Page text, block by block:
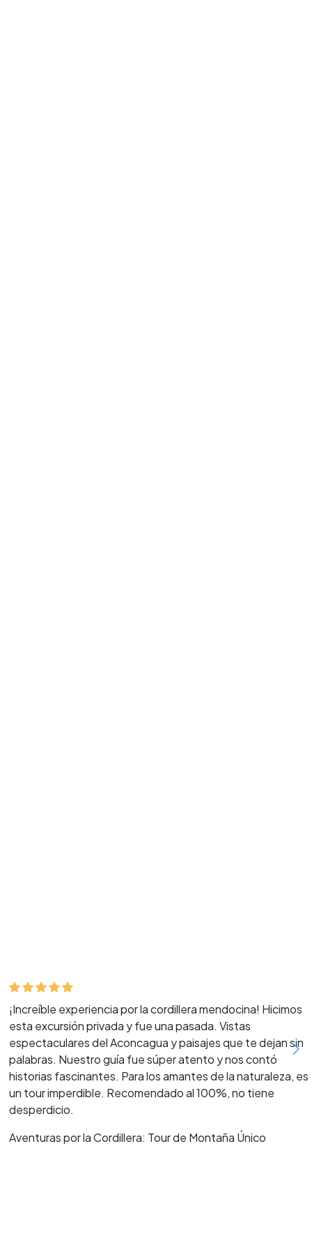
¡Increíble experiencia por la cordillera mendocina! Hicimos
esta excursión privada y fue una pasada. Vistas
espectaculares del Aconcagua y paisajes que te dejan sin
palabras. Nuestro guía fue súper atento y nos contó
historias fascinantes. Para los amantes de la naturaleza, es
un tour imperdible. Recomendado al 100%, no tiene
desperdicio.
Aventuras por la Cordillera: Tour de Montaña Único